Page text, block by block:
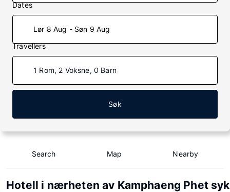
Dates
Lør 8 Aug - Søn 9 Aug
Travellers
1 Rom, 2 Voksne, 0 Barn
Søk
Search Map Nearby
Hotell i nærheten av Kamphaeng Phet